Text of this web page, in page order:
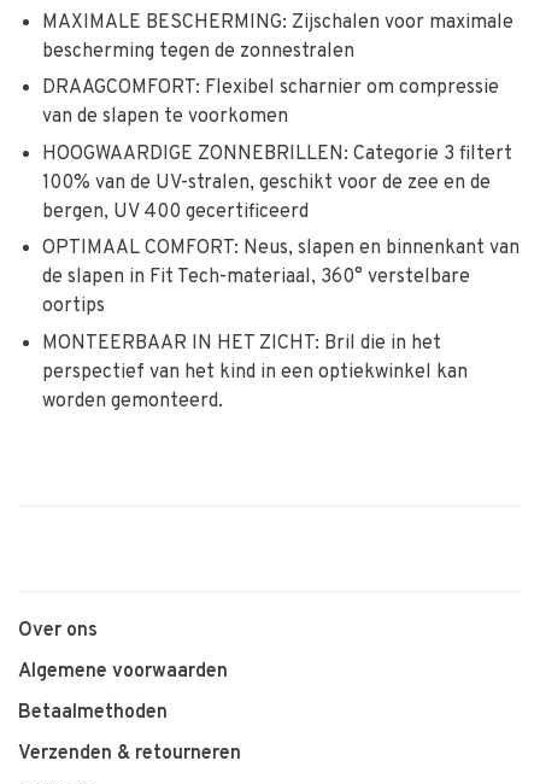
MAXIMALE BESCHERMING: Zijschalen voor maximale
bescherming tegen de zonnestralen
DRAAGCOMFORT: Flexibel scharnier om compressie
van de slapen te voorkomen
HOOGWAARDIGE ZONNEBRILLEN: Categorie 3 filtert
100% van de UV-stralen, geschikt voor de zee en de
bergen, UV 400 gecertificeerd
OPTIMAAL COMFORT: Neus, slapen en binnenkant van
de slapen in Fit Tech-materiaal, 360° verstelbare
oortips
MONTEERBAAR IN HET ZICHT: Bril die in het
perspectief van het kind in een optiekwinkel kan
worden gemonteerd.
Over ons
Algemene voorwaarden
Betaalmethoden
Verzenden & retourneren